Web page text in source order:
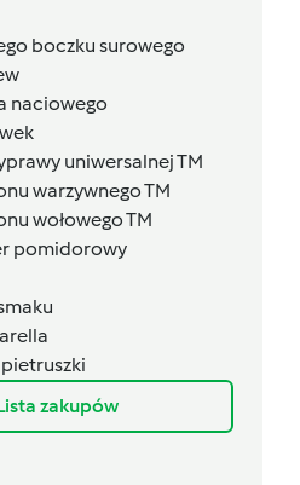
boczku surowego
naciowego
uniwersalnej TM
warzywnego TM
wołowego TM
pomidorowy
zakupów